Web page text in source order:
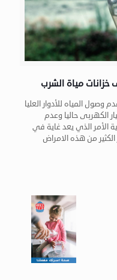
مياة الشرب
المياه للأدوار العليا
الكهربى حاليا وعدم
الأمر الذي يعد غاية في
من هذه الامراض